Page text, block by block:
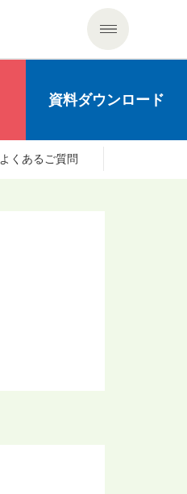
資料ダウンロード
よくあるご質問